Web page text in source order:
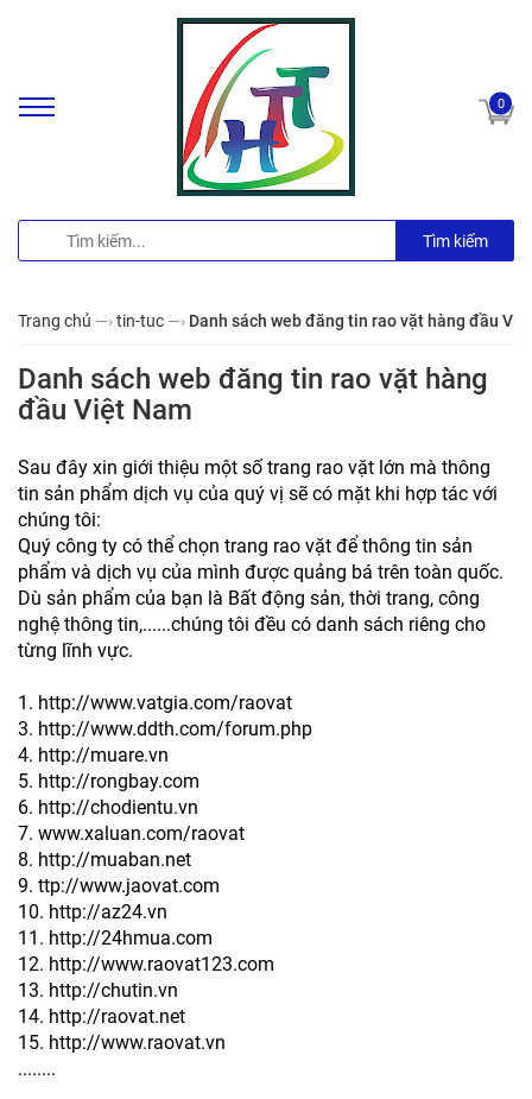
0
Tìm kiếm
Trang chủ —›tin-tuc —› Danh sách web đăng tin rao vặt hàng đầu
Danh sách web đăng tin rao vặt hàng
đầu Việt Nam
Sau đây xin giới thiệu một số trang rao vặt lớn mà thông
tin sản phẩm dịch vụ của quý vị sẽ có mặt khi hợp tác với
chúng tôi:
Quý công ty có thể chọn trang rao vặt để thông tin sản
phẩm và dịch vụ của mình được quảng bá trên toàn quốc.
Dù sản phẩm của bạn là Bất động sản, thời trang, công
nghệ thông tin,......chúng tôi đều có danh sách riêng cho
từng lĩnh vực.
1. http://www.vatgia.com/raovat
3. http://www.ddth.com/forum.php
4. http://muare.vn
5. http://rongbay.com
6. http://chodientu.vn
7. www.xaluan.com/raovat
8. http://muaban.net
9. ttp://www.jaovat.com
10. http://az24.vn
11. http://24hmua.com
12. http://www.raovat123.com
13. http://chutin.vn
14. http://raovat.net
15. http://www.raovat.vn
........